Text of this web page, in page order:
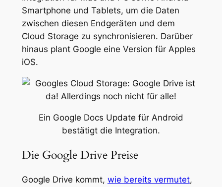
Smartphone und Tablets, um die Daten
zwischen diesen Endgeräten und dem
Cloud Storage zu synchronisieren. Darüber
hinaus plant Google eine Version für Apples
iOS.
Ein Google Docs Update für Android
bestätigt die Integration.
Die Google Drive Preise
Google Drive kommt, wie bereits vermutet,